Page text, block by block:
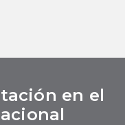
en el